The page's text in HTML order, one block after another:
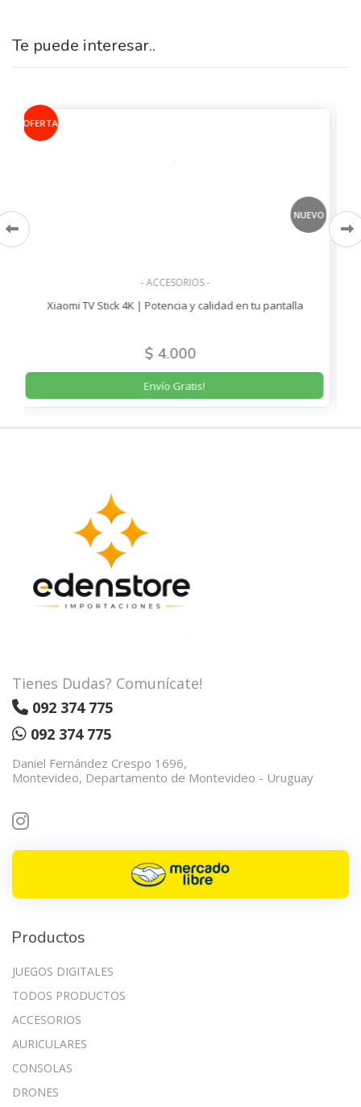
Te puede interesar..
NUEVO NUEVO
- SMARTWATCHES -
Smartwatch W99 Plus: Salud y Conectividad al Alcance
$ 3.090
Envío Gratis!
Tienes Dudas? Comunícate!
092 374 775
092 374 775
Daniel Fernández Crespo 1696,
Montevideo, Departamento de Montevideo - Uruguay
Productos
JUEGOS DIGITALES
TODOS PRODUCTOS
ACCESORIOS
AURICULARES
CONSOLAS
DRONES